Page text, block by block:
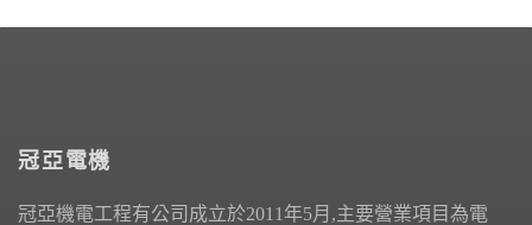
冠亞電機
冠亞機電工程有公司成立於2011年5月,主要營業項目為電